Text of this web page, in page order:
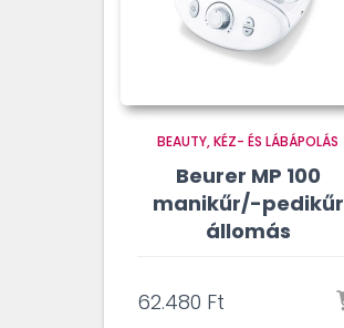
BEAUTY KÉZ- ÉS LÁBÁPOLÁS
Beurer MP 100
manikűr/-pedikűr
állomás
62.480 Ft